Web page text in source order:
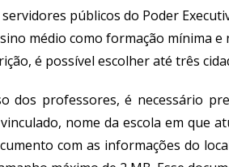
públicos do Poder
médio como formação mínima
é possível escolher até três
dos professores, é necessário
vinculado, nome da escola em
com as informações do